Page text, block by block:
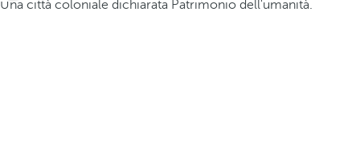
Una città coloniale dichiarata Patrimonio dell'umanità.